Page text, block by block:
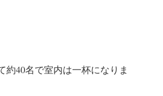
40名で室内は一杯になりま